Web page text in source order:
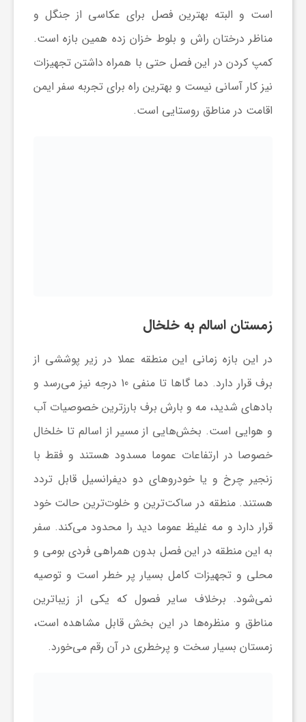
است و البته بهترین فصل برای عکاسی از جنگل و
مناظر درختان راش و بلوط خزان زده همین بازه است.
کمپ کردن در این فصل حتی با همراه داشتن تجهیزات
نیز کار آسانی نیست و بهترین راه برای تجربه سفر ایمن
اقامت در مناطق روستایی است.
زمستان اسالم به خلخال
در این بازه زمانی این منطقه عملا در زیر پوششی از
برف قرار دارد. دما گاها تا منفی 10 درجه نیز می‌رسد و
بادهای شدید، مه و بارش برف بارزترین خصوصیات آب
و هوایی است. بخش‌هایی از مسیر از اسالم تا خلخال
خصوصا در ارتفاعات عموما مسدود هستند و فقط با
زنجیر چرخ و یا خودروهای دو دیفرانسیل قابل تردد
هستند. منطقه در ساکت‌ترین و خلوت‌ترین حالت خود
قرار دارد و مه غلیظ عموما دید را محدود می‌کند. سفر
به این منطقه در این فصل بدون همراهی فردی بومی و
محلی و تجهیزات کامل بسیار پر خطر است و توصیه
نمی‌شود. برخلاف سایر فصول که یکی از زیباترین
مناطق و منظره‌ها در این بخش قابل مشاهده است،
زمستان بسیار سخت و پرخطری در آن رقم می‌خورد.